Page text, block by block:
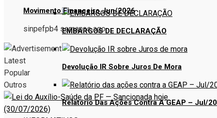
EMBARGOS DE DECLARAÇÃO
Devolução IR Sobre Juros De Mora
Relatório Das Ações Contra A GEAP – Jul/
Movimento Financeiro Jun/2026
sinpefpb4 semanas ago
Latest
Popular
Outros